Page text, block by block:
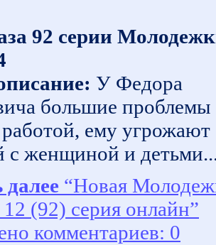
92 серии
У Федора
большие проблемы
работой, ему угрожают
с женщиной и
“Новая
12 (92) серия онлайн”
комментариев: 0